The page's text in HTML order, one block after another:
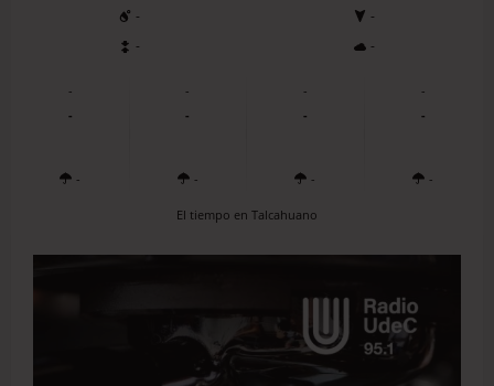
-
-
-
-
-
-
-
-
-
-
-
-
-
-
-
-
El tiempo en Talcahuano